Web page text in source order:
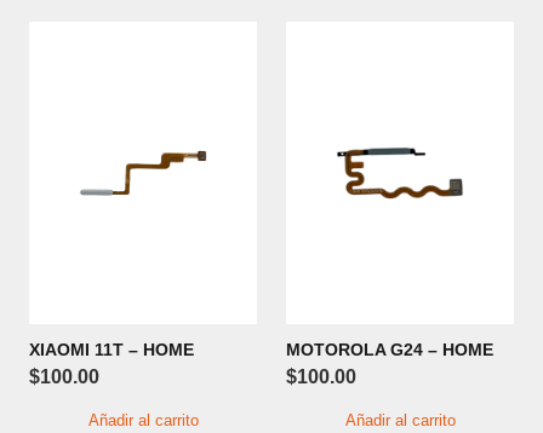
XIAOMI 11T – HOME
$100.00
Añadir al carrito
MOTOROLA G24 – HOME
$100.00
Añadir al carrito